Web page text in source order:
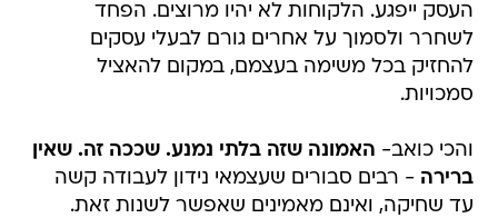
העסק ייפגע. הלקוחות לא יהיו מרוצים. הפחד
לשחרר ולסמוך על אחרים גורם לבעלי עסקים
להחזיק בכל משימה בעצמם, במקום להאציל
סמכויות.
והכי כואב- האמונה שזה בלתי נמנע. שככה זה. שאין
ברירה - רבים סבורים שעצמאי נידון לעבודה קשה
עד שחיקה, ואינם מאמינים שאפשר לשנות זאת.